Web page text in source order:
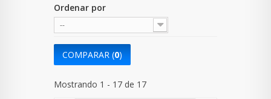
Ordenar por
--
COMPARAR (0)
Mostrando 1 - 17 de 17